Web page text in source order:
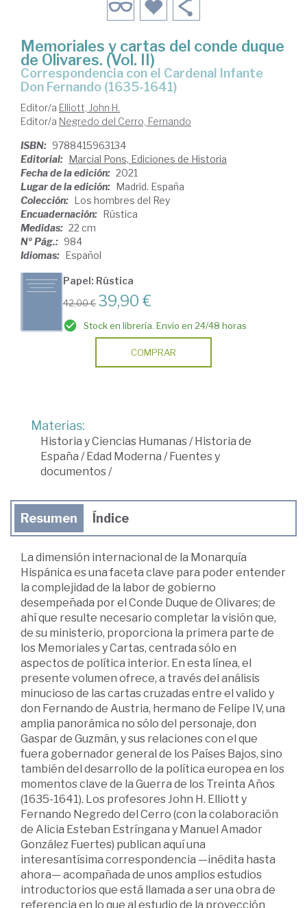
Memoriales y cartas del conde duque
de Olivares. (Vol. II)
Correspondencia con el Cardenal Infante
Don Fernando (1635-1641)
Editor/a Elliott, John H.
Editor/a Negredo del Cerro, Fernando
ISBN: 9788415963134
Editorial: Marcial Pons, Ediciones de Historia
Fecha de la edición: 2021
Lugar de la edición: Madrid. España
Colección: Los hombres del Rey
Encuadernación: Rústica
Medidas: 22 cm
Nº Pág.: 984
Idiomas: Español
Papel: Rústica
42,00 € 39,90 €
Stock en librería. Envío en 24/48 horas
COMPRAR
Materias:
Historia y Ciencias Humanas /Historia de
España /Edad Moderna /Fuentes y
documentos /
Resumen Índice
La dimensión internacional de la Monarquía
Hispánica es una faceta clave para poder entender
la complejidad de la labor de gobierno
desempeñada por el Conde Duque de Olivares; de
ahí que resulte necesario completar la visión que,
de su ministerio, proporciona la primera parte de
los Memoriales y Cartas, centrada sólo en
aspectos de política interior. En esta línea, el
presente volumen ofrece, a través del análisis
minucioso de las cartas cruzadas entre el valido y
don Fernando de Austria, hermano de Felipe IV, una
amplia panorámica no sólo del personaje, don
Gaspar de Guzmán, y sus relaciones con el que
fuera gobernador general de los Países Bajos, sino
también del desarrollo de la política europea en los
momentos clave de la Guerra de los Treinta Años
(1635-1641). Los profesores John H. Elliott y
Fernando Negredo del Cerro (con la colaboración
de Alicia Esteban Estríngana y Manuel Amador
González Fuertes) publican aquí una
interesantísima correspondencia —inédita hasta
ahora— acompañada de unos amplios estudios
introductorios que está llamada a ser una obra de
referencia en lo que al estudio de la proyección